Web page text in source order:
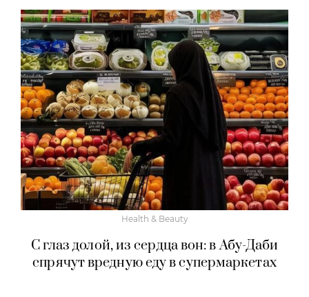
Health & Beauty
С глаз долой, из сердца вон: в Абу-Даби
спрячут вредную еду в супермаркетах